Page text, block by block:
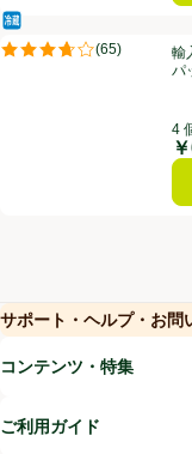
輸入 ファーマインド 食
冷蔵食品
(65)
評価は65件のレビュー輸
パ
4
サポート・ヘルプ・お問
(新しい
コンテンツ・特集
ご利用ガイド